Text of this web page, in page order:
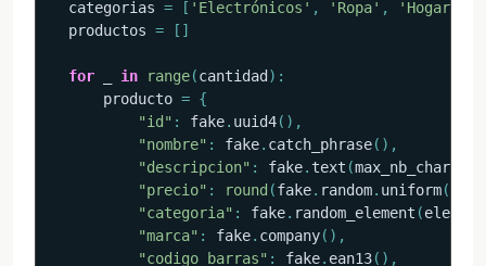
  categorias
= [ 'Electrónicos' , 'Ropa' , 'Hogar'
  productos
= [ ]
for in range(cantidad ) :
      producto
= {
"id" : fake. uuid4( ) ,
"nombre" : fake. catch_phrase( ) ,
"descripcion" : fake. text (max_nb_chars
"precio" : round (fake. random. uniform(
"categoria" : fake. random_element (
"marca" : fake. company( ) ,
"codigo_barras" : fake. ean13( ) ,